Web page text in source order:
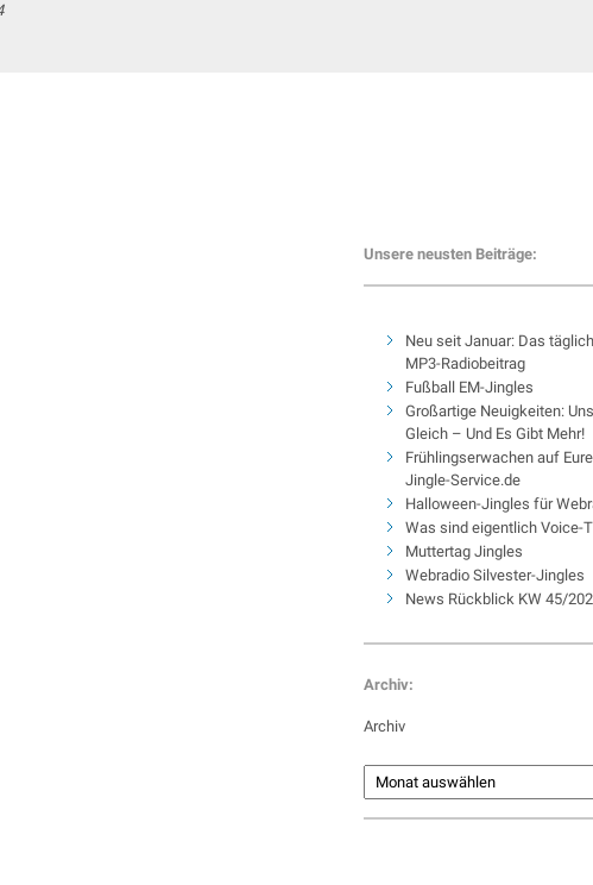
Unsere neusten Beiträge:
Neu seit Januar: Das
MP3-Radiobeitrag
Fußball EM-Jingles
Großartige Neuigkeiten:
Gleich – Und Es Gibt Mehr!
Frühlingserwachen auf
Jingle-Service.de
Halloween-Jingles für
Was sind eigentlich Voice-
Muttertag Jingles
Webradio Silvester-Jingles
News Rückblick KW 45/
Archiv:
Archiv